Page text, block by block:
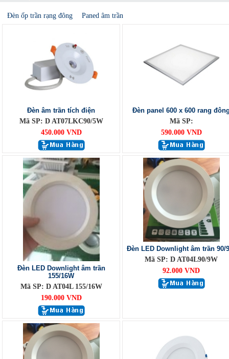
Đèn ốp trần rạng đông Paned âm trần
Đèn âm trần tích điện
Mã SP: D AT07LKC90/5W
450.000 VND
Đèn panel 600 x 600 rang
Mã SP:
590.000 VND
Đèn LED Downlight âm trần
155/16W
Mã SP: D AT04L 155/16W
190.000 VND
Đèn LED Downlight âm trần 90/
Mã SP: D AT04L90/9W
92.000 VND